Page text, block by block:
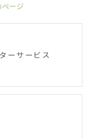
ージ
ーサービス
問してください！